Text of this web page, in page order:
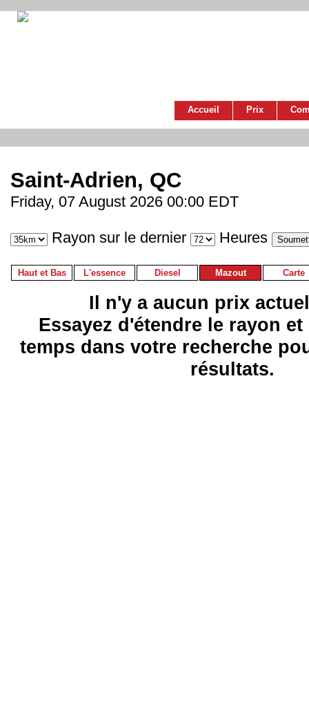
Accueil Prix
Saint-Adrien, QC
Friday, 07 August 2026 00:00 EDT
Rayon sur le dernier Heures
Haut et Bas L'essence Diesel Mazout Carte
Il n'y a aucun prix
Essayez d'étendre le rayon
temps dans votre recherche
résultats.